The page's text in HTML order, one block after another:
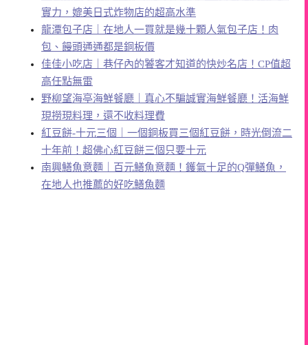
實力，媲美日式炸物店的超高水準
龍潭包子店｜在地人一買就是幾十顆人氣包子店！肉
包、饅頭通通都是銅板價
佳佳小吃店｜巷仔內的饕客才知道的快炒名店！CP值超
高任點無雷
野柳望海亭海鮮餐廳｜真心不騙誠實海鮮餐廳！活海鮮
現撈現料理，還不收料理費
紅豆餅-十元三個｜一個銅板買三個紅豆餅，時光倒流二
十年前！超佛心紅豆餅三個只要十元
南興鱔魚意麵｜百元鱔魚意麵！鑊氣十足的Q彈鱔魚，
在地人也推薦的好吃鱔魚麵